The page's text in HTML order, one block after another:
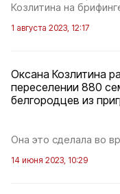
Козлитина на
1 августа 2023, 12:17
Оксана Козлитина
переселении 880
белгородцев из
Она это сделала во
14 июня 2023, 10:29